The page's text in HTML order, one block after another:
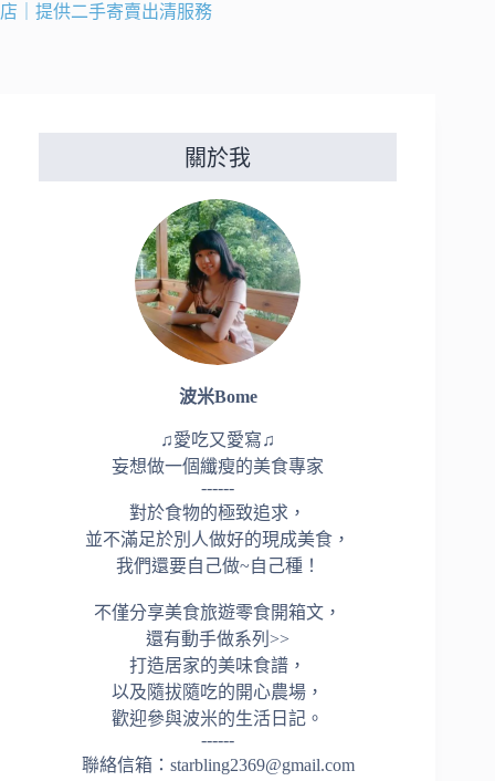
店｜提供二手寄賣出清服務
關於我
波米Bome
♫愛吃又愛寫♫
妄想做一個纖瘦的美食專家
------
對於食物的極致追求，
並不滿足於別人做好的現成美食，
我們還要自己做~自己種！
不僅分享美食旅遊零食開箱文，
還有動手做系列>>
打造居家的美味食譜，
以及隨拔隨吃的開心農場，
歡迎參與波米的生活日記。
------
聯絡信箱：starbling2369@gmail.com